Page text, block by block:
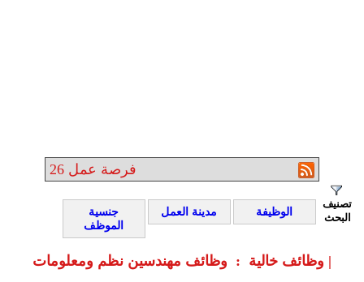
26 فرصة عمل
تصنيف
البحث
الوظيفة مدينة العمل
جنسية
الموظف
وظائف خالية : وظائف مهندسين نظم ومعلومات |